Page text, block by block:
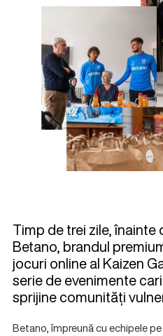
Timp de trei zile,
Betano, brandul
jocuri online al Kaizen
serie de evenimente
sprijine comunități
Betano, împreună cu echipele